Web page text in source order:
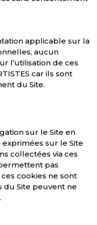
applicable sur la
aucun
l’utilisation de ces
car ils sont
du Site.
sur le Site en
sur le Site
collectées via ces
pas
ces cookies ne sont
du Site peuvent ne